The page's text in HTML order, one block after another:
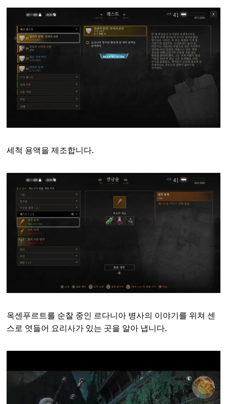
세척 용액을 제조합니다.
옥센푸르트를 순찰 중인 르다니아 병사의 이야기를 위쳐 센
스로 엿들어 요리사가 있는 곳을 알아 냅니다.